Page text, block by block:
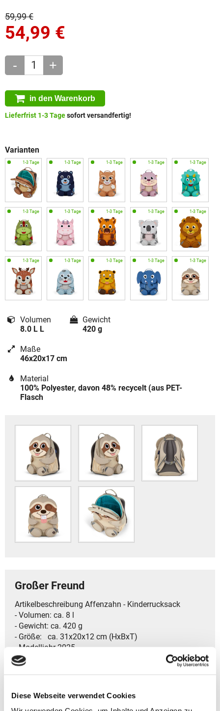
Diese Webseite verwendet Cookies
59,99 €
54,99 €
- +
in den Warenkorb
Lieferfrist 1-3 Tagesofort versandfertig!
Varianten
Volumen
8.0 L L
Gewicht
420 g
Maße
46x20x17 cm
Material
100% Polyester, davon 48% recycelt (aus PET-
Flasch
Großer Freund
Artikelbeschreibung Affenzahn - Kinderrucksack
- Volumen: ca. 8 l
- Gewicht: ca. 420 g
- Größe: ca. 31x20x12 cm (HxBxT)
- Modelljahr 2025
Brotbox und Spielzeug
- Zwei Mesh-Außentaschen sind perfekt für